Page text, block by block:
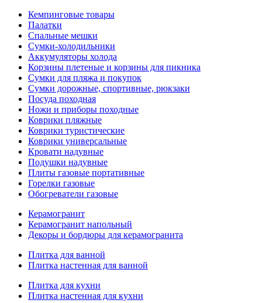
Кемпинговые товары
Палатки
Спальные мешки
Сумки-холодильники
Аккумуляторы холода
Корзины плетеные и корзины для пикника
Сумки для пляжа и покупок
Сумки дорожные, спортивные, рюкзаки
Посуда походная
Ножи и приборы походные
Коврики пляжные
Коврики туристические
Коврики универсальные
Кровати надувные
Подушки надувные
Плиты газовые портативные
Горелки газовые
Обогреватели газовые
Керамогранит
Керамогранит напольный
Декоры и бордюры для керамогранита
Плитка для ванной
Плитка настенная для ванной
Плитка для кухни
Плитка настенная для кухни